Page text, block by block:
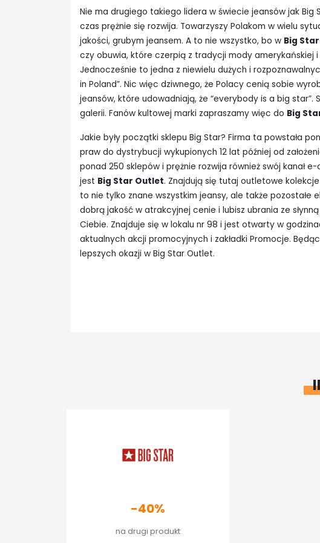
Nie ma drugiego takiego lidera w świecie jeansów jak Big
czas prężnie się rozwija. Towarzyszy Polakom w wielu
jakości, grubym jeansem. A to nie wszystko, bo w Big
czy obuwia, które czerpią z tradycji mody amerykańskiej
Jednocześnie to jedna z niewielu dużych i
in Poland”. Nic więc dziwnego, że Polacy cenią sobie
jeansów, które udowadniają, że “everybody is a big
galerii. Fanów kultowej marki zapraszamy więc do Big
Jakie były początki sklepu Big Star? Firma ta powstała
praw do dystrybucji wykupionych 12 lat później od
ponad 250 sklepów i prężnie rozwija również swój kanał
jest Big Star Outlet. Znajdują się tutaj outletowe
to nie tylko znane wszystkim jeansy, ale także pozostałe
dobrą jakość w atrakcyjnej cenie i lubisz ubrania ze
Ciebie. Znajduje się w lokalu nr 98 i jest otwarty w
aktualnych akcji promocyjnych i zakładki Promocje.
lepszych okazji w Big Star Outlet.
-40%
na drugi produkt